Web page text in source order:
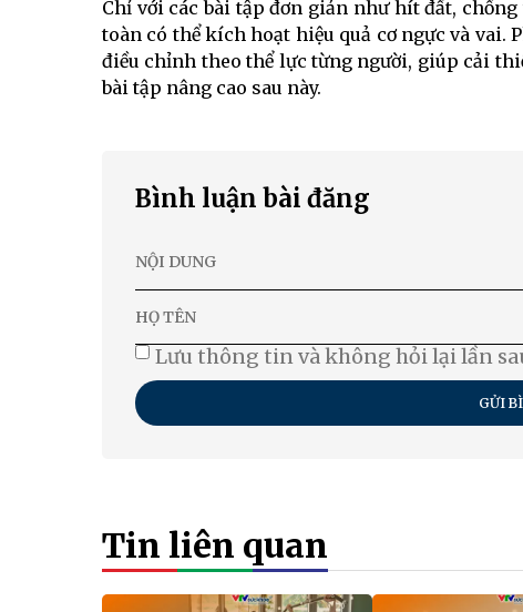
Chỉ với các bài tập đơn giản như hít đất,
toàn có thể kích hoạt hiệu quả cơ ngực và vai.
điều chỉnh theo thể lực từng người, giúp cải
bài tập nâng cao sau này.
Bình luận bài đăng
Lưu thông tin và không hỏi lại lần
GỬI
Tin liên quan